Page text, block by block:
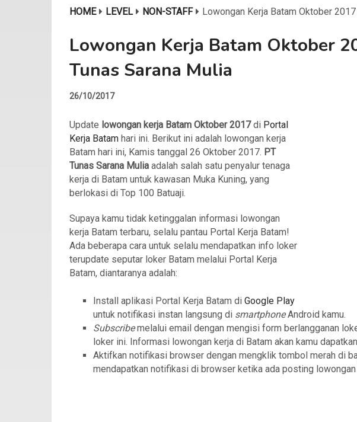
HOME LEVEL NON-STAFF Lowongan Kerja Batam Oktober
Lowongan Kerja Batam Oktober
Tunas Sarana Mulia
26/10/2017
Update lowongan kerja Batam Oktober 2017di Portal
Kerja Batam hari ini. Berikut ini adalah lowongan kerja
Batam hari ini, Kamis tanggal 26 Oktober 2017. PT
Tunas Sarana Mulia adalah salah satu penyalur tenaga
kerja di Batam untuk kawasan Muka Kuning, yang
berlokasi di Top 100 Batuaji.
Supaya kamu tidak ketinggalan informasi lowongan
kerja Batam terbaru, selalu pantau Portal Kerja Batam!
Ada beberapa cara untuk selalu mendapatkan info loker
terupdate seputar loker Batam melalui Portal Kerja
Batam, diantaranya adalah:
Install aplikasi Portal Kerja Batam di Google Play
untuk notifikasi instan langsung di smartphoneAndroid kamu.
Subscribemelalui email dengan mengisi form berlangganan
loker ini. Informasi lowongan kerja di Batam akan kamu
Aktifkan notifikasi browser dengan mengklik tombol merah di
mendapatkan notifikasi di browser ketika ada posting lowongan